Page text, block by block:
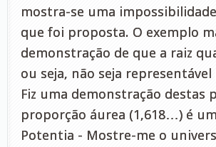
mostra-se uma
que foi proposta. O exemplo
demonstração de que a raiz
ou seja, não seja
Fiz uma demonstração
proporção áurea (1,618…) é
Potentia - Mostre-me o